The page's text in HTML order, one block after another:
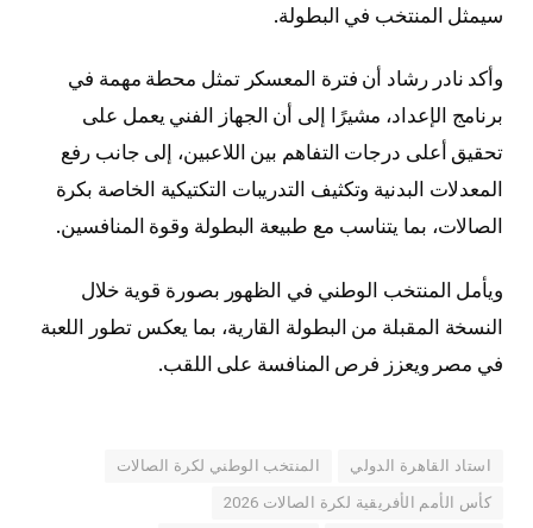
سيمثل المنتخب في البطولة.
وأكد نادر رشاد أن فترة المعسكر تمثل محطة مهمة في
برنامج الإعداد، مشيرًا إلى أن الجهاز الفني يعمل على
تحقيق أعلى درجات التفاهم بين اللاعبين، إلى جانب رفع
المعدلات البدنية وتكثيف التدريبات التكتيكية الخاصة بكرة
الصالات، بما يتناسب مع طبيعة البطولة وقوة المنافسين.
ويأمل المنتخب الوطني في الظهور بصورة قوية خلال
النسخة المقبلة من البطولة القارية، بما يعكس تطور اللعبة
في مصر ويعزز فرص المنافسة على اللقب.
استاد القاهرة الدولي المنتخب الوطني لكرة الصالات
كأس الأمم الأفريقية لكرة الصالات 2026